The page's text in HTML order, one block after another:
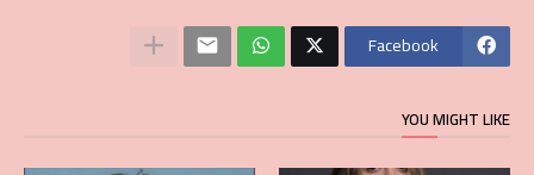
Facebook
YOU MIGHT LIKE